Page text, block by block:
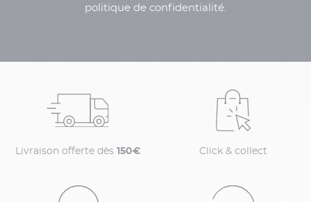
politique de confidentialité.
Livraison offerte dès 150€ Click & collect